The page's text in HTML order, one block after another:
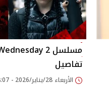
تفاصيل
الأربعاء 28/يناير/2026 - 08:07 ص